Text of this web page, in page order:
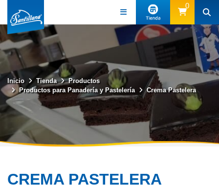
0
Inicio Tienda
Productos
Productos para Panadería y Pastelería
Crema Pastelera
CREMA PASTELERA
(57) 3219339494